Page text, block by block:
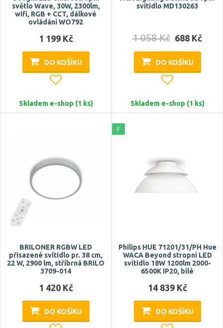
Značka
ECOLITE
Zobrazit více
Počet světelných zdrojů
Napětí / napájení
220-240V
světlo Wave, 30W, 2300lm,
wifi, RGB + CCT, dálkové
ovládání WO792
1 199 Kč
DO KOŠÍKU
Skladem e-shop (1 ks)
svítidlo MD130263
1 058 Kč 688 Kč
DO KOŠÍKU
Skladem e-shop (1 ks)
BRILONER RGBW LED
přisazené svítidlo pr. 38 cm,
22 W, 2900 lm, stříbrná BRILO
3709-014
1 420 Kč
DO KOŠÍKU
F
Philips HUE 71201/31/PH Hue
WACA Beyond stropní LED
svítidlo 18W 1200lm 2000-
6500K IP20, bílé
14 839 Kč
DO KOŠÍKU